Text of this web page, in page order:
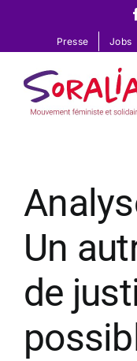
contenu
Presse Jobs
Un
de